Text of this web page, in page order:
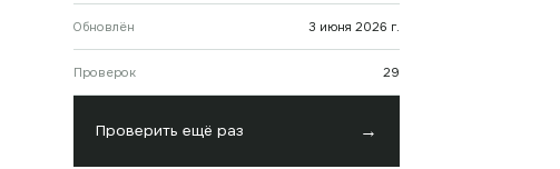
Обновлён 3 июня 2026 г.
Проверок 29
Проверить ещё раз →